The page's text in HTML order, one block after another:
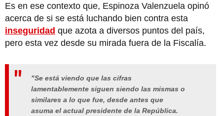
Es en ese contexto que, Espinoza Valenzuela opinó
acerca de si se está luchando bien contra esta
inseguridad que azota a diversos puntos del país,
pero esta vez desde su mirada fuera de la Fiscalía.
"Se está viendo que las cifras
lamentablemente siguen siendo las mismas o
similares a lo que fue, desde antes que
asuma el actual presidente de la República.